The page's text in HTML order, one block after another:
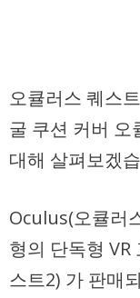
오큘러스 퀘스
굴 쿠션 커버 오
대해 살펴보겠
Oculus(오큘러
형의 단독형
스트2) 가 판매